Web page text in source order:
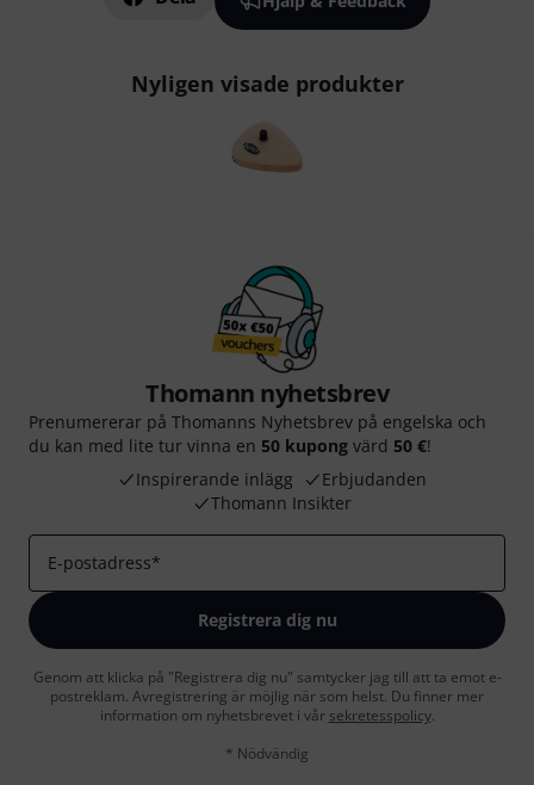
Nyligen visade produkter
Thomann nyhetsbrev
Prenumererar på Thomanns Nyhetsbrev på engelska och
du kan med lite tur vinna en 50 kupong värd 50 €!
Inspirerande inlägg
Erbjudanden
Thomann Insikter
E-postadress*
Registrera dig nu
Genom att klicka på "Registrera dig nu" samtycker jag till att ta emot e-
postreklam. Avregistrering är möjlig när som helst. Du finner mer
information om nyhetsbrevet i vår sekretesspolicy.
* Nödvändig